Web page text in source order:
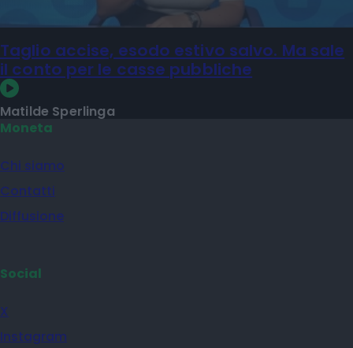
Taglio accise, esodo estivo salvo. Ma sale
il conto per le casse pubbliche
Matilde Sperlinga
Moneta
Chi siamo
Contatti
Diffusione
Social
X
Instagram